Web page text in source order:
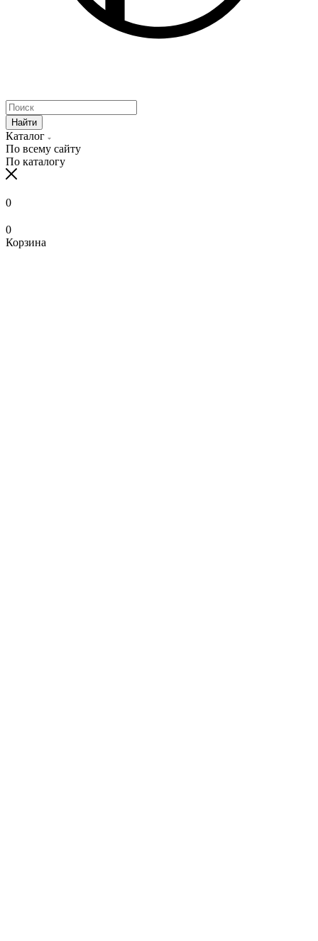
Найти
Каталог
По всему сайту
По каталогу
0
0
Корзина